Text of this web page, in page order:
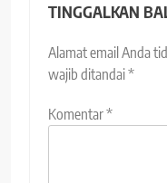
TINGGALKAN
Alamat email Anda
wajib ditandai*
Komentar*